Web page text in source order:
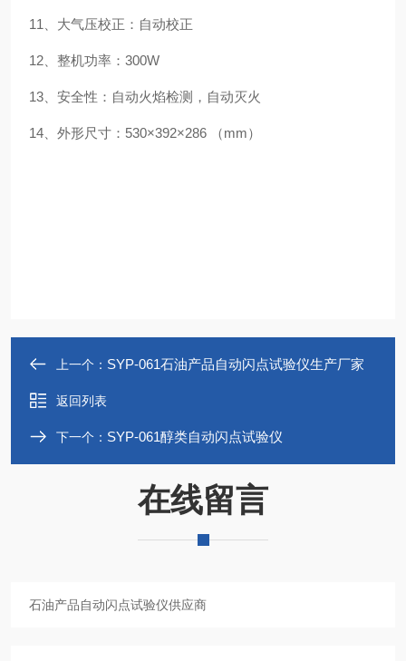
11、大气压校正：自动校正
12、整机功率：300W
13、安全性：自动火焰检测，自动灭火
14、外形尺寸：530×392×286 （mm）
上一个： SYP-061石油产品自动闪点试验仪生产厂家
返回列表
下一个： SYP-061醇类自动闪点试验仪
在线留言